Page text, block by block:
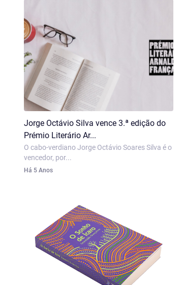
Jorge Octávio Silva vence 3.ª edição do
Prémio Literário Ar...
O cabo-verdiano Jorge Octávio Soares Silva é o
vencedor, por...
Há 5 Anos